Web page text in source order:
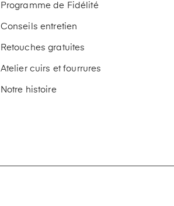
Programme de Fidélité
Conseils entretien
Retouches gratuites
Atelier cuirs et fourrures
Notre histoire